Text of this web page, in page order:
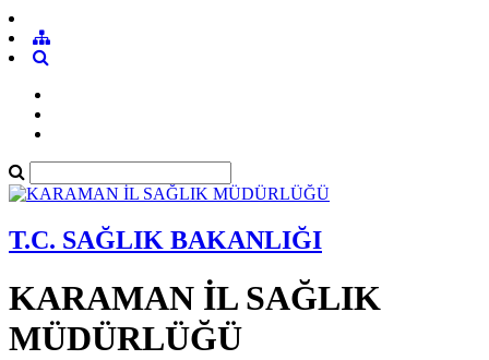
T.C. SAĞLIK BAKANLIĞI
KARAMAN İL SAĞLIK
MÜDÜRLÜĞÜ